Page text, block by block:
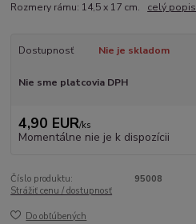
Rozmery rámu: 14,5 x 17 cm. celý popis
Dostupnosť Nie je skladom
Nie sme platcovia DPH
4,90 EUR/ks
Momentálne nie je k dispozícii
Číslo produktu:
95008
Strážiť cenu / dostupnosť
Do obľúbených